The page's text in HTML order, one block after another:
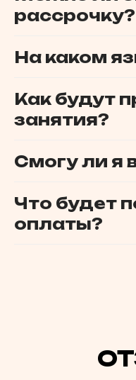
рассрочку?
На каком
Как будут
занятия?
Смогу ли я
Что будет
оплаты?